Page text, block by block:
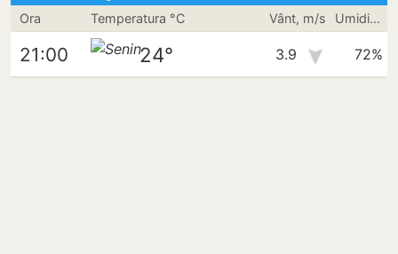
Ora Temperatura °C Vânt, m/s Umiditate
21:00 24° 3.9 72%